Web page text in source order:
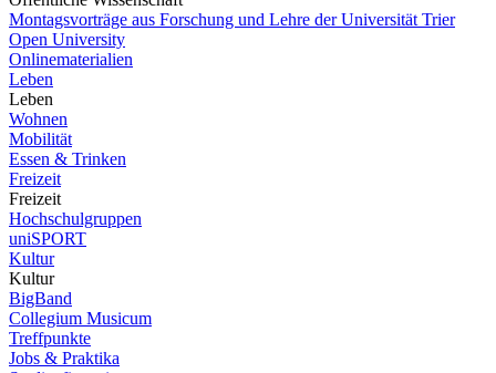
Montagsvorträge aus Forschung und Lehre der Universität Trier
Open University
Onlinematerialien
Leben
Leben
Wohnen
Mobilität
Essen & Trinken
Freizeit
Freizeit
Hochschulgruppen
uniSPORT
Kultur
Kultur
BigBand
Collegium Musicum
Treffpunkte
Jobs & Praktika